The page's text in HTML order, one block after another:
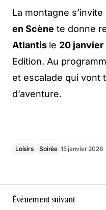
La montagne
en Scène te donne
Atlantis le 20 janvier
Edition. Au
et escalade qui vont
d’aventure.
Loisirs Soirée 15 janvier 2026
Événement suivant